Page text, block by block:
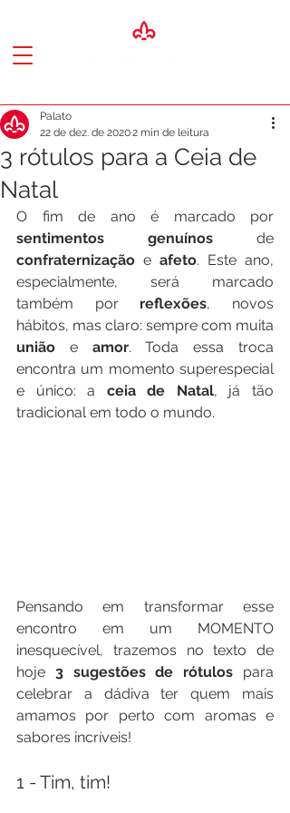
3 rótulos para a Ceia de
Natal
Palato
22 de dez. de 20202 min de leitura
O fim de ano é marcado por
sentimentos genuínos
confraternização e afeto. Este ano,
especialmente, será marcado
também por reflexões, novos
união e amor. Toda essa troca
encontra um momento superespecial
e único: a ceia de Natal, já tão
tradicional em todo o mundo.
Pensando em transformar esse
encontro em um MOMENTO
inesquecível, trazemos no texto de
hoje 3 sugestões de rótulos para
celebrar a dádiva ter quem mais
amamos por perto com aromas e
sabores incríveis!
1 - Tim, tim!